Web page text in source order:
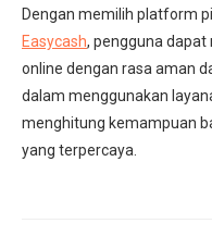
Dengan memilih platform
Easycash, pengguna
online dengan rasa aman
dalam menggunakan
menghitung kemampuan
yang terpercaya.